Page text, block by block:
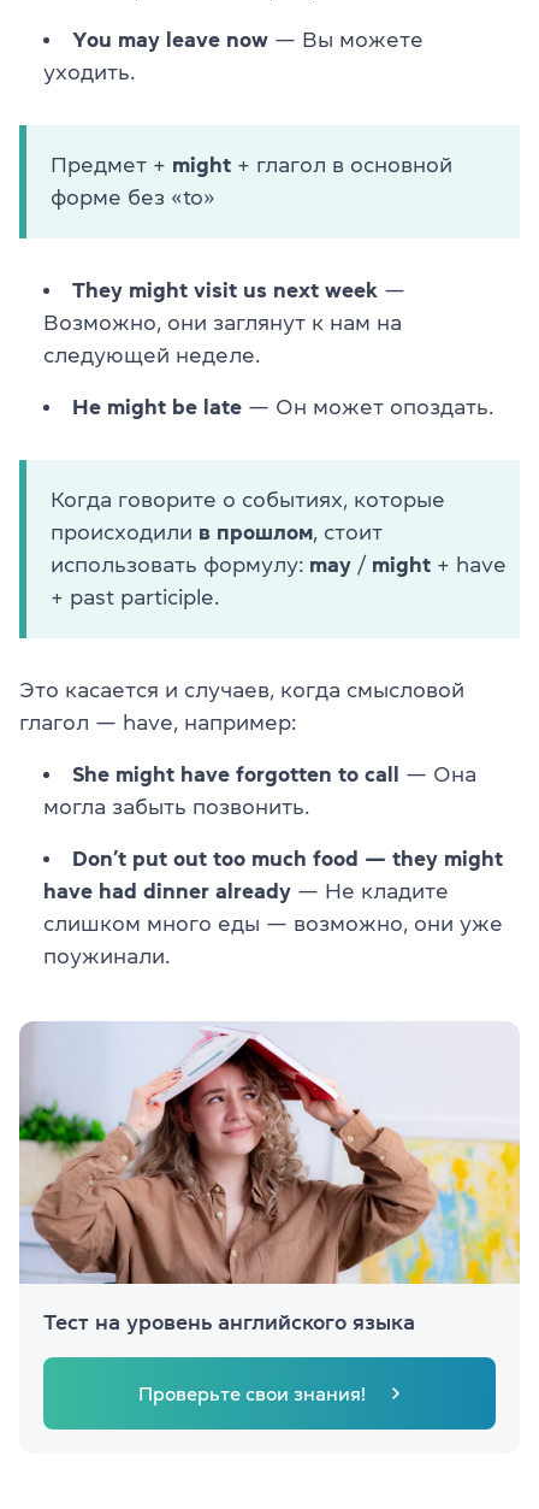
You may leave now — Вы можете
уходить.
Предмет + might + глагол в основной
форме без «to»
They might visit us next week —
Возможно, они заглянут к нам на
следующей неделе.
He might be late — Он может опоздать.
Когда говорите о событиях, которые
происходили в прошлом, стоит
использовать формулу: may / might + have
+ past participle.
Это касается и случаев, когда смысловой
глагол — have, например:
She might have forgotten to call
— Она
могла забыть позвонить.
Don’t put out too much food — they might
have had dinner already — Не кладите
слишком много еды — возможно, они уже
поужинали.
Тест на уровень английского языка
Проверьте свои знания!